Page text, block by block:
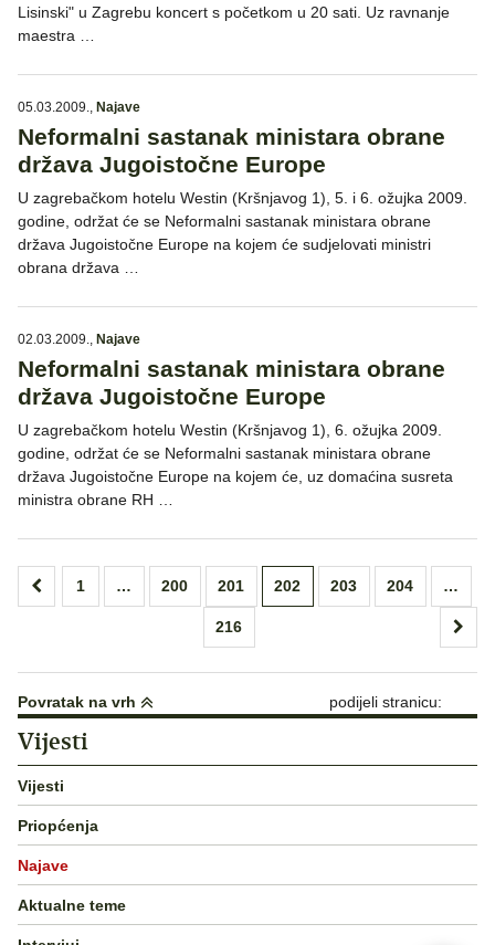
Lisinski" u Zagrebu koncert s početkom u 20 sati. Uz ravnanje
maestra …
05.03.2009., Najave
Neformalni sastanak ministara obrane
država Jugoistočne Europe
U zagrebačkom hotelu Westin (Kršnjavog 1), 5. i 6. ožujka 2009.
godine, održat će se Neformalni sastanak ministara obrane
država Jugoistočne Europe na kojem će sudjelovati ministri
obrana država …
02.03.2009., Najave
Neformalni sastanak ministara obrane
država Jugoistočne Europe
U zagrebačkom hotelu Westin (Kršnjavog 1), 6. ožujka 2009.
godine, održat će se Neformalni sastanak ministara obrane
država Jugoistočne Europe na kojem će, uz domaćina susreta
ministra obrane RH …
Brojevi
1 … 200 201 202 203 204 …
216
Povratak na vrh podijeli stranicu:
Vijesti
Vijesti
Priopćenja
Najave
Aktualne teme